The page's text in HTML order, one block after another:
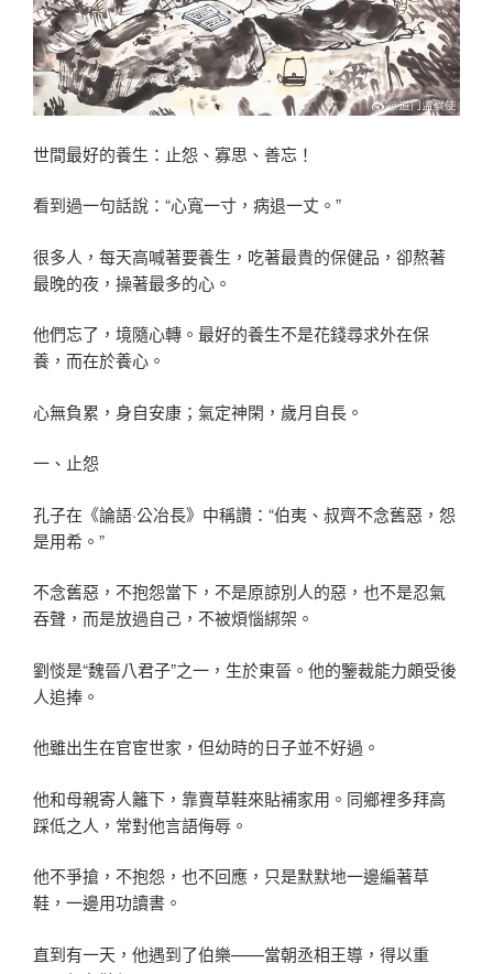
世間最好的養生：止怨、寡思、善忘！
看到過一句話說：“心寬一寸，病退一丈。”
很多人，每天高喊著要養生，吃著最貴的保健品，卻熬著
最晚的夜，操著最多的心。
他們忘了，境隨心轉。最好的養生不是花錢尋求外在保
養，而在於養心。
心無負累，身自安康；氣定神閑，歲月自長。
一、止怨
孔子在《論語·公冶長》中稱讚：“伯夷、叔齊不念舊惡，怨
是用希。”
不念舊惡，不抱怨當下，不是原諒別人的惡，也不是忍氣
吞聲，而是放過自己，不被煩惱綁架。
劉惔是“魏晉八君子”之一，生於東晉。他的鑒裁能力頗受後
人追捧。
他雖出生在官宦世家，但幼時的日子並不好過。
他和母親寄人籬下，靠賣草鞋來貼補家用。同鄉裡多拜高
踩低之人，常對他言語侮辱。
他不爭搶，不抱怨，也不回應，只是默默地一邊編著草
鞋，一邊用功讀書。
直到有一天，他遇到了伯樂——當朝丞相王導，得以重